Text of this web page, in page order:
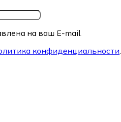
на ваш E-mail.
конфиденциальности.